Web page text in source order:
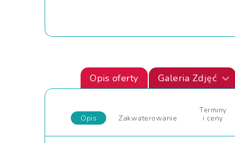
Opis oferty Galeria Zdjęć
Opis Zakwaterowanie
Terminy
i ceny